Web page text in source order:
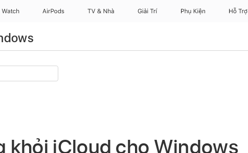
Watch AirPods TV & Nhà Giải Trí Phụ Kiện Hỗ Trợ
khỏi iCloud cho Windows